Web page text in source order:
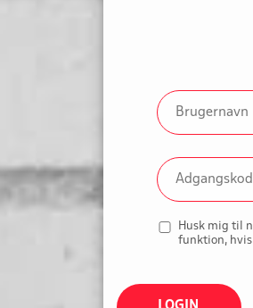
Husk mig til
funktion,